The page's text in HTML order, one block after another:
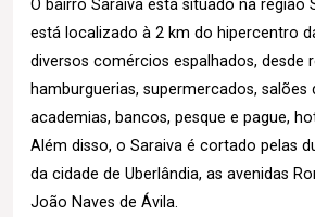
O bairro Saraiva está situado na região
está localizado à 2 km do hipercentro
diversos comércios espalhados, desde
hamburguerias, supermercados, salões
academias, bancos, pesque e pague,
Além disso, o Saraiva é cortado pelas
da cidade de Uberlândia, as avenidas
João Naves de Ávila.